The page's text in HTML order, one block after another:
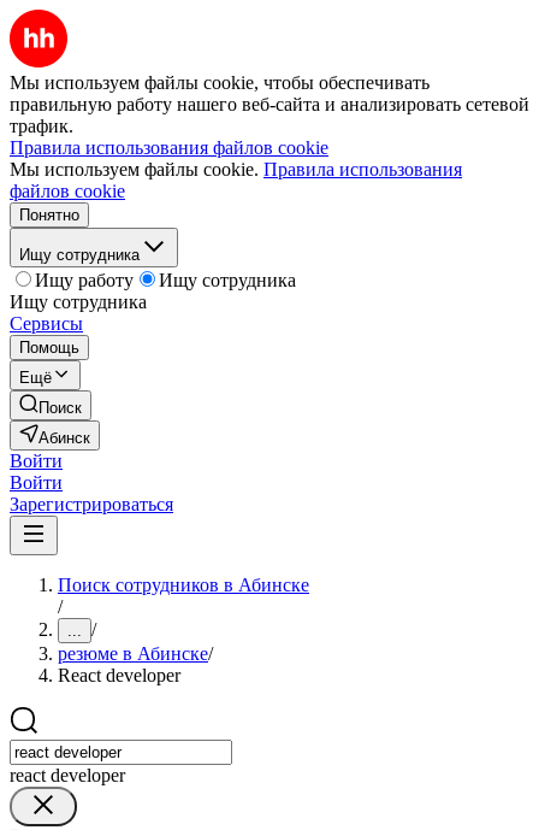
Мы используем файлы cookie, чтобы обеспечивать
правильную работу нашего веб-сайта и анализировать сетевой
трафик.
Правила использования файлов cookie
Мы используем файлы cookie. Правила использования
файлов cookie
Понятно
Ищу сотрудника
Ищу работу
Ищу сотрудника
Ищу сотрудника
Сервисы
Помощь
Ещё
Поиск
Абинск
Войти
Войти
Зарегистрироваться
Поиск сотрудников в Абинске
/
... /
резюме в Абинске/
React developer
react developer